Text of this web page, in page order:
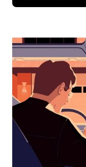
tecla
interagir
o
calendário
selecionar
uma
data.
Prima
o
botão